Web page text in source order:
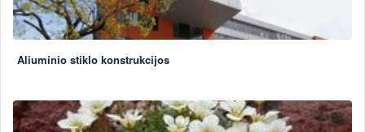
Aliuminio stiklo konstrukcijos